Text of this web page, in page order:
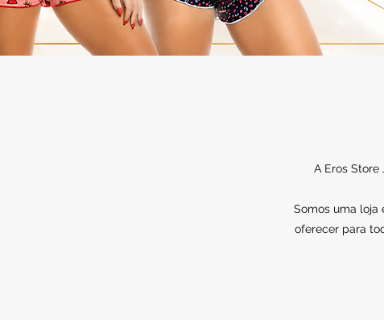
A Eros
Somos uma loja
oferecer para